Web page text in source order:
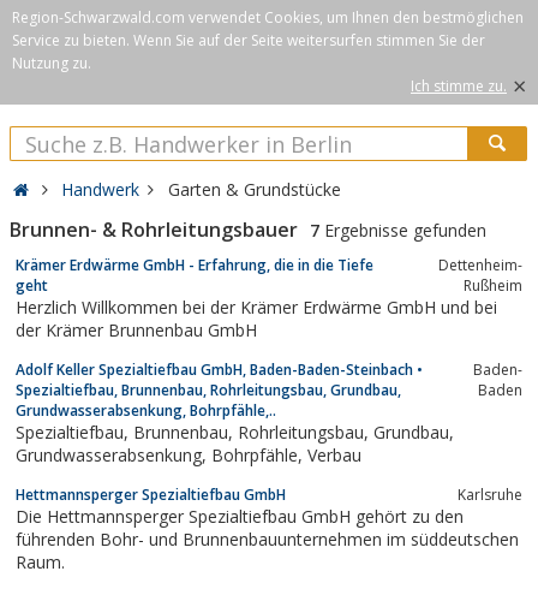
Region-Schwarzwald.com verwendet Cookies, um Ihnen den bestmöglichen
Service zu bieten. Wenn Sie auf der Seite weitersurfen stimmen Sie der
Nutzung zu.
Ich stimme zu. ×
Handwerk Garten & Grundstücke
Brunnen- & Rohrleitungsbauer 7 Ergebnisse gefunden
Krämer Erdwärme GmbH - Erfahrung, die in die Tiefe
geht
Dettenheim-
Rußheim
Herzlich Willkommen bei der Krämer Erdwärme GmbH und bei
der Krämer Brunnenbau GmbH
Adolf Keller Spezialtiefbau GmbH, Baden-Baden-Steinbach •
Spezialtiefbau, Brunnenbau, Rohrleitungsbau, Grundbau,
Grundwasserabsenkung, Bohrpfähle,..
Baden-
Baden
Spezialtiefbau, Brunnenbau, Rohrleitungsbau, Grundbau,
Grundwasserabsenkung, Bohrpfähle, Verbau
Hettmannsperger Spezialtiefbau GmbH Karlsruhe
Die Hettmannsperger Spezialtiefbau GmbH gehört zu den
führenden Bohr- und Brunnenbauunternehmen im süddeutschen
Raum.